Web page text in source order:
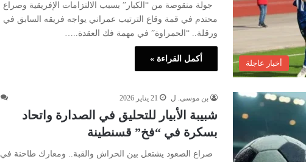
أخبار عاجلة
جولة منقوصة من “الكبار” بسبب الالتزامات الإفريقية وصراع
محتدم في قمة وقاع الترتيب عمراني يواجه فريقه السابق في
ورقلة.. “الحمراوة” في مهمة فك العقدة..…
أكمل القراءة »
بن موسى. ل 21 يناير 2026
شبيبة الأبيار للتحليق في الصدارة واتحاد
بسكرة في “فخ” قسنطينة
صراع الصعود يشتعل بين الحراش والقبة.. ومعارك طاحنة في